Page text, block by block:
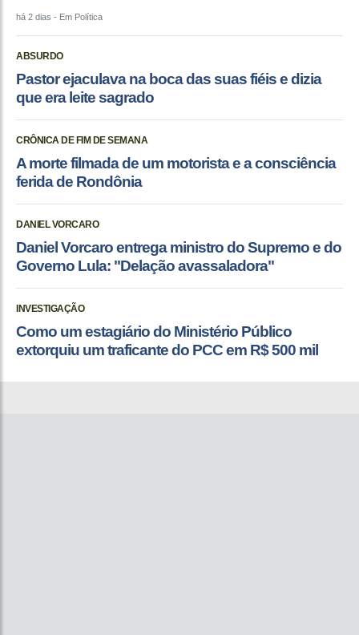
há 2 dias - Em Política
ABSURDO
Pastor ejaculava na boca das suas fiéis e dizia
que era leite sagrado
CRÔNICA DE FIM DE SEMANA
A morte filmada de um motorista e a consciência
ferida de Rondônia
DANIEL VORCARO
Daniel Vorcaro entrega ministro do Supremo e do
Governo Lula: "Delação avassaladora"
INVESTIGAÇÃO
Como um estagiário do Ministério Público
extorquiu um traficante do PCC em R$ 500 mil